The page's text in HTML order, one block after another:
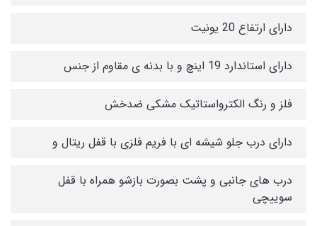
دارای ارتفاع 20 یونیت
دارای استاندارد 19 اینچ و با بدنه ی مقاوم از جنس
فلز و رنگ الکترواستاتیک مشکی ضدخش
دارای درب جلو شیشه ای با فریم فلزی با قفل ریتال و
درب های جانبی و پشت بصورت بازشو همراه با قفل
سوییچی